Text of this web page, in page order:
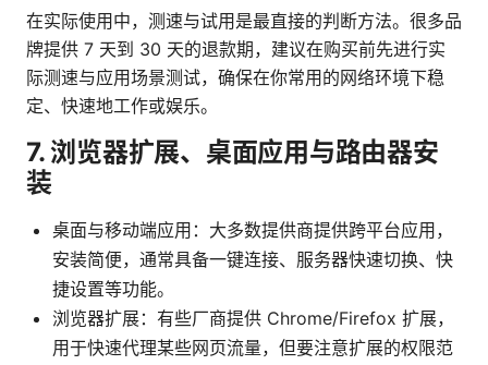
在实际使用中，测速与试用是最直接的判断方法。很多品
牌提供 7 天到 30 天的退款期，建议在购买前先进行实
际测速与应用场景测试，确保在你常用的网络环境下稳
定、快速地工作或娱乐。
7. 浏览器扩展、桌面应用与路由器安
装
桌面与移动端应用：大多数提供商提供跨平台应用，
安装简便，通常具备一键连接、服务器快速切换、快
捷设置等功能。
浏览器扩展：有些厂商提供 Chrome/Firefox 扩展，
用于快速代理某些网页流量，但要注意扩展的权限范